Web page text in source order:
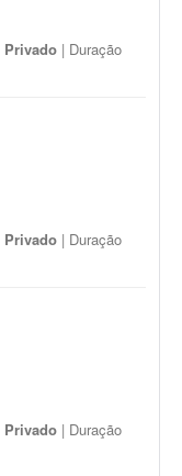
Privado | Duração
Privado | Duração
Privado | Duração